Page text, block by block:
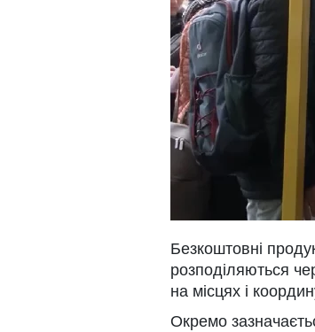
Безкоштовні
розподіляються
на місцях і
Окремо